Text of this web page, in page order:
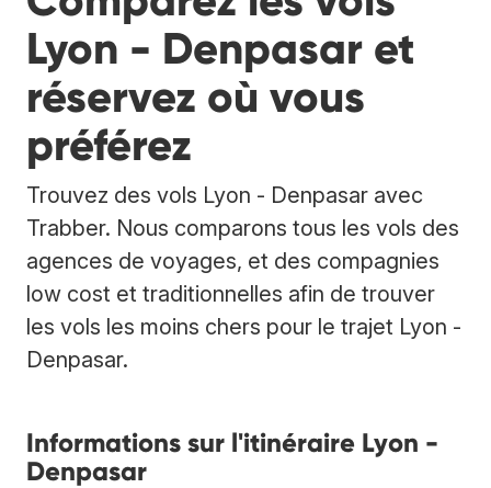
Lyon - Denpasar et
réservez où vous
préférez
Trouvez des vols Lyon - Denpasar avec
Trabber. Nous comparons tous les vols des
agences de voyages, et des compagnies
low cost et traditionnelles afin de trouver
les vols les moins chers pour le trajet Lyon -
Denpasar.
Informations sur l'itinéraire Lyon -
Denpasar